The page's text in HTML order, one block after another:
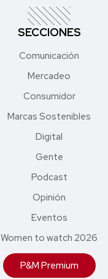
SECCIONES
Comunicación
Mercadeo
Consumidor
Marcas Sostenibles
Digital
Gente
Podcast
Opinión
Eventos
Women to watch 2026
P&M Premium